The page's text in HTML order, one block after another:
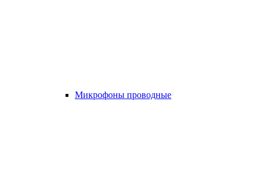
Микрофоны проводные